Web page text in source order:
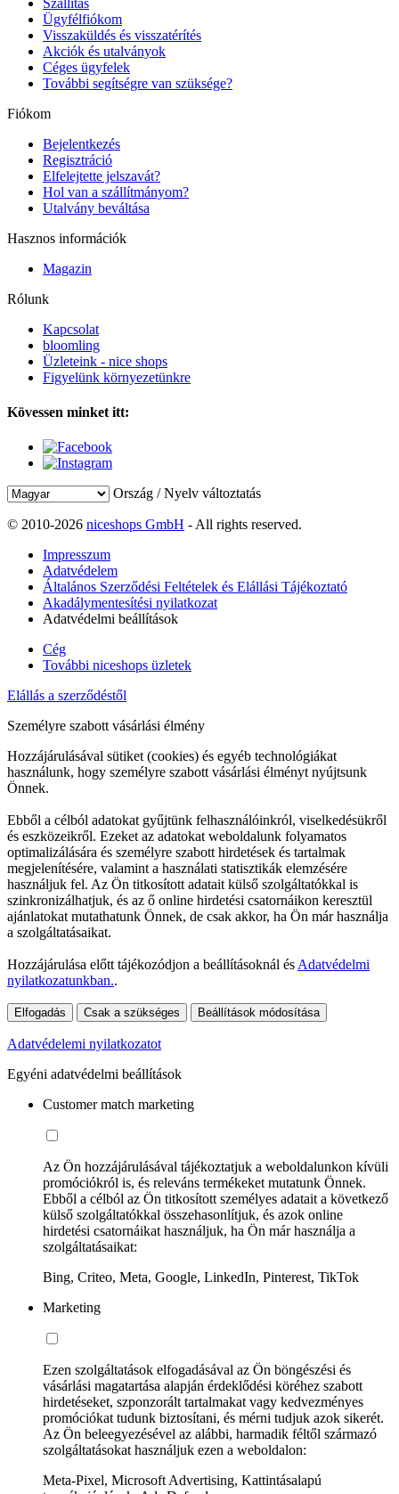
Ügyfélfiókom
Visszaküldés és visszatérítés
Akciók és utalványok
Céges ügyfelek
További segítségre van szüksége?
Fiókom
Bejelentkezés
Regisztráció
Elfelejtette jelszavát?
Hol van a szállítmányom?
Utalvány beváltása
Hasznos információk
Magazin
Rólunk
Kapcsolat
bloomling
Üzleteink - nice shops
Figyelünk környezetünkre
Kövessen minket itt:
Ország / Nyelv változtatás
© 2010-2026 niceshops GmbH - All rights reserved.
Impresszum
Adatvédelem
Általános Szerződési Feltételek és Elállási Tájékoztató
Akadálymentesítési nyilatkozat
Adatvédelmi beállítások
Cég
További niceshops üzletek
Elállás a szerződéstől
Személyre szabott vásárlási élmény
Hozzájárulásával sütiket (cookies) és egyéb technológiákat
használunk, hogy személyre szabott vásárlási élményt nyújtsunk
Önnek.
Ebből a célból adatokat gyűjtünk felhasználóinkról, viselkedésükről
és eszközeikről. Ezeket az adatokat weboldalunk folyamatos
optimalizálására és személyre szabott hirdetések és tartalmak
megjelenítésére, valamint a használati statisztikák elemzésére
használjuk fel. Az Ön titkosított adatait külső szolgáltatókkal is
szinkronizálhatjuk, és az ő online hirdetési csatornáikon keresztül
ajánlatokat mutathatunk Önnek, de csak akkor, ha Ön már használja
a szolgáltatásaikat.
Hozzájárulása előtt tájékozódjon a beállításoknál és Adatvédelmi
nyilatkozatunkban..
Elfogadás Csak a szükséges Beállítások módosítása
Adatvédelemi nyilatkozatot
Egyéni adatvédelmi beállítások
Customer match marketing
Az Ön hozzájárulásával tájékoztatjuk a weboldalunkon kívüli
promóciókról is, és releváns termékeket mutatunk Önnek.
Ebből a célból az Ön titkosított személyes adatait a következő
külső szolgáltatókkal összehasonlítjuk, és azok online
hirdetési csatornáikat használjuk, ha Ön már használja a
szolgáltatásaikat:
Bing, Criteo, Meta, Google, LinkedIn, Pinterest, TikTok
Marketing
Ezen szolgáltatások elfogadásával az Ön böngészési és
vásárlási magatartása alapján érdeklődési köréhez szabott
hirdetéseket, szponzorált tartalmakat vagy kedvezményes
promóciókat tudunk biztosítani, és mérni tudjuk azok sikerét.
Az Ön beleegyezésével az alábbi, harmadik féltől származó
szolgáltatásokat használjuk ezen a weboldalon:
Meta-Pixel, Microsoft Advertising, Kattintásalapú